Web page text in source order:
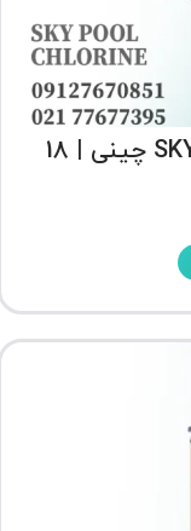
خرید و قیمت پودر کلر SKY POOL چینی | 18